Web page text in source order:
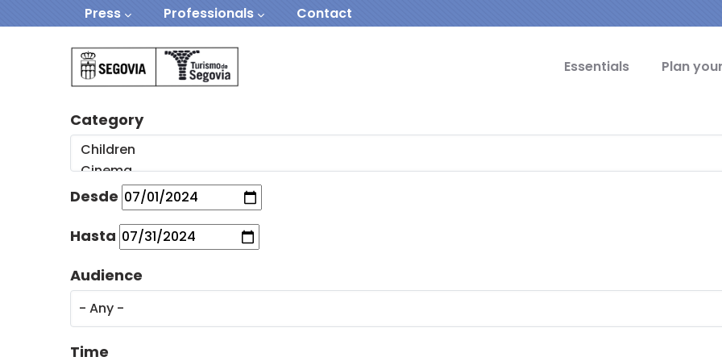
Skip to main contentNavegación secundaria
Press Professionals Contact
Essentials Plan
Category
Desde
Hasta
Audience
Time